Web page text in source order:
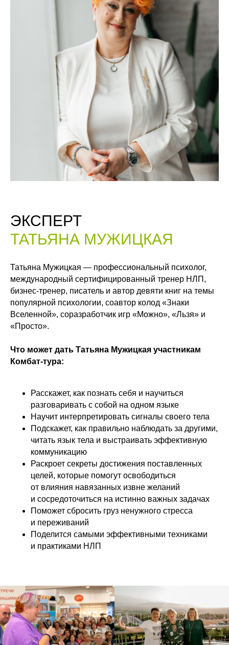
ЭКСПЕРТ
ТАТЬЯНА МУЖИЦКАЯ
Татьяна Мужицкая — профессиональный психолог,
международный сертифицированный тренер НЛП,
бизнес‑тренер, писатель и автор девяти книг на темы
популярной психологии, соавтор колод «Знаки
Вселенной», соразработчик игр «Можно», «Льзя» и
«Просто».
Что может дать Татьяна Мужицкая участникам
Комбат-тура:
Расскажет, как познать себя и научиться
разговаривать с собой на одном языке
Научит интерпретировать сигналы своего тела
Подскажет, как правильно наблюдать за другими,
читать язык тела и выстраивать эффективную
коммуникацию
Раскроет секреты достижения поставленных
целей, которые помогут освободиться
от влияния навязанных извне желаний
и сосредоточиться на истинно важных задачах
Поможет сбросить груз ненужного стресса
и переживаний
Поделится самыми эффективными техниками
и практиками НЛП